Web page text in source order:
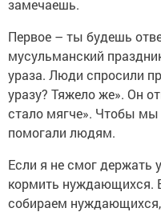
замечаешь.
Первое – ты будешь
мусульманский
ураза. Люди спросили
уразу? Тяжело же». Он
стало мягче». Чтобы
помогали людям.
Если я не смог держать
кормить нуждающихся.
собираем